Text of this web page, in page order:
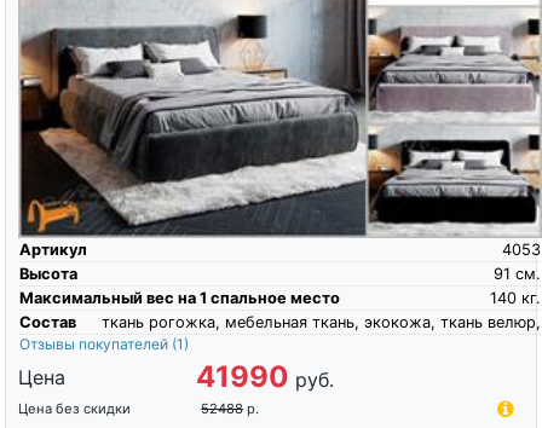
Артикул
4053
Высота
см.
91
Максимальный вес на 1 спальное место
кг.
140
Состав
ткань рогожка, мебельная ткань, экокожа, ткань велюр,
Отзывы покупателей (1)
Цена 41990 руб.
Цена без скидки 52488 р.